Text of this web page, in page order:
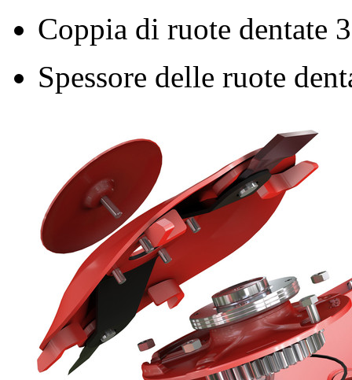
Coppia di ruote dentate
Spessore delle ruote